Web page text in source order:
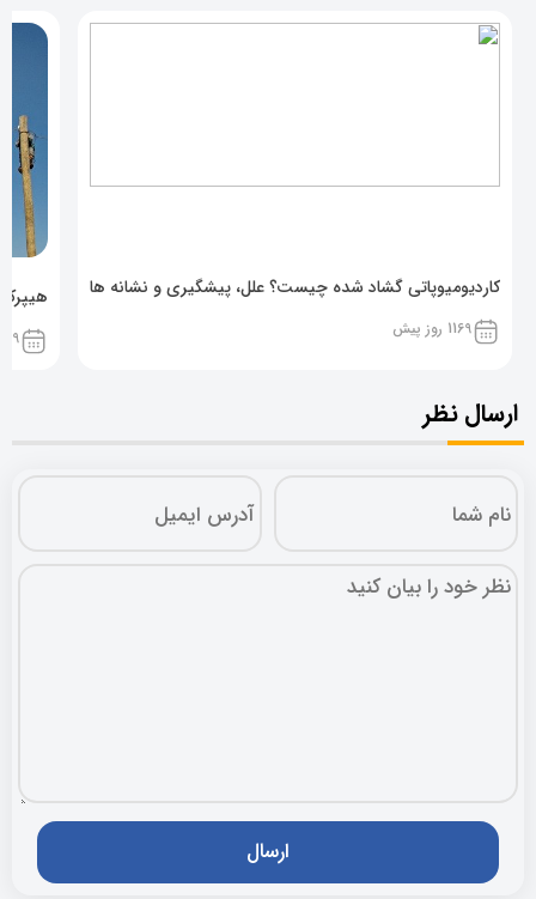
کاردیومیوپاتی گشاد شده چیست؟ علل، پیشگیری و نشانه ها
1169 روز پیش 1169
ارسال نظر